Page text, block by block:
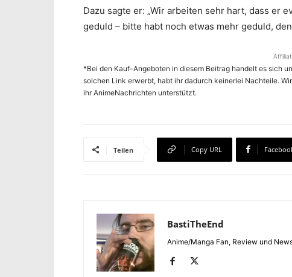
Dazu sagte er: „Wir arbeiten sehr hart, dass er
geduld – bitte habt noch etwas mehr geduld,
*Bei den Kauf-Angeboten in diesem Beitrag handelt es sich
solchen Link erwerbt, habt ihr dadurch keinerlei Nachteile.
ihr AnimeNachrichten unterstützt.
Teilen Copy URL
BastiTheEnd
Anime/Manga Fan, Review und